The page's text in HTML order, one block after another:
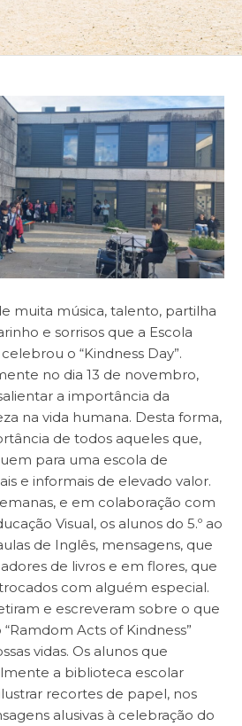
muita música, talento, partilha
e sorrisos que a Escola
o “Kindness Day”.
no dia 13 de novembro,
a importância da
na vida humana. Desta forma,
de todos aqueles que,
para uma escola de
e informais de elevado valor.
e em colaboração com
Visual, os alunos do 5.º ao
de Inglês, mensagens, que
de livros e em flores, que
com alguém especial.
e escreveram sobre o que
“Ramdom Acts of Kindness”
vidas. Os alunos que
a biblioteca escolar
recortes de papel, nos
alusivas à celebração do